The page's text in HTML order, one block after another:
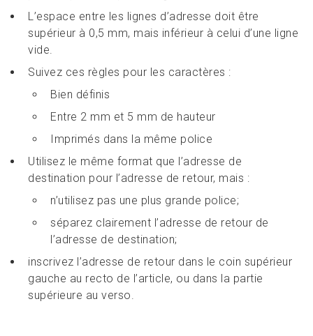
L’espace entre les lignes d’adresse doit être
supérieur à 0,5 mm, mais inférieur à celui d’une ligne
vide.
Suivez ces règles pour les caractères :
Bien définis
Entre 2 mm et 5 mm de hauteur
Imprimés dans la même police
Utilisez le même format que l’adresse de
destination pour l’adresse de retour, mais :
n’utilisez pas une plus grande police;
séparez clairement l’adresse de retour de
l’adresse de destination;
inscrivez l’adresse de retour dans le coin supérieur
gauche au recto de l’article, ou dans la partie
supérieure au verso.